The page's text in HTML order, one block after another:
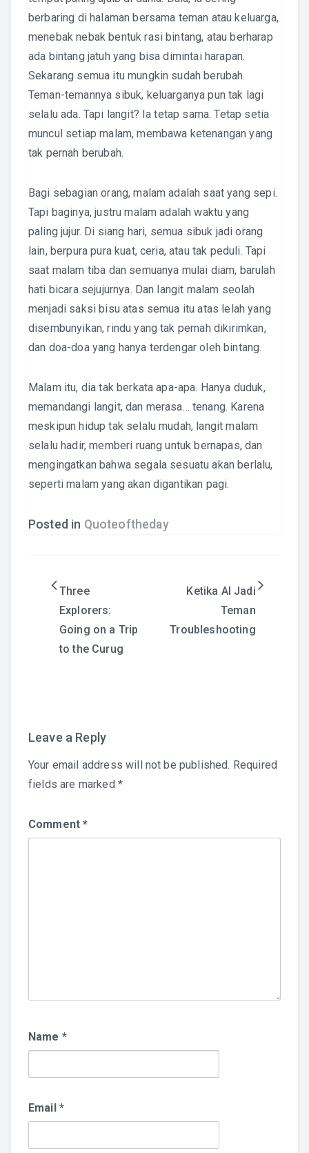
berbaring di halaman bersama teman atau keluarga,
menebak nebak bentuk rasi bintang, atau berharap
ada bintang jatuh yang bisa dimintai harapan.
Sekarang semua itu mungkin sudah berubah.
Teman-temannya sibuk, keluarganya pun tak lagi
selalu ada. Tapi langit? Ia tetap sama. Tetap setia
muncul setiap malam, membawa ketenangan yang
tak pernah berubah.
Bagi sebagian orang, malam adalah saat yang sepi.
Tapi baginya, justru malam adalah waktu yang
paling jujur. Di siang hari, semua sibuk jadi orang
lain, berpura pura kuat, ceria, atau tak peduli. Tapi
saat malam tiba dan semuanya mulai diam, barulah
hati bicara sejujurnya. Dan langit malam seolah
menjadi saksi bisu atas semua itu atas lelah yang
disembunyikan, rindu yang tak pernah dikirimkan,
dan doa-doa yang hanya terdengar oleh bintang.
Malam itu, dia tak berkata apa-apa. Hanya duduk,
memandangi langit, dan merasa… tenang. Karena
meskipun hidup tak selalu mudah, langit malam
selalu hadir, memberi ruang untuk bernapas, dan
mengingatkan bahwa segala sesuatu akan berlalu,
seperti malam yang akan digantikan pagi.
Posted in Quoteoftheday
Post
navigation
Three
Explorers:
Going on a Trip
to the Curug
Ketika AI Jadi
Teman
Troubleshooting
Leave a Reply
Your email address will not be published. Required
fields are marked *
Comment*
Name *
Email *